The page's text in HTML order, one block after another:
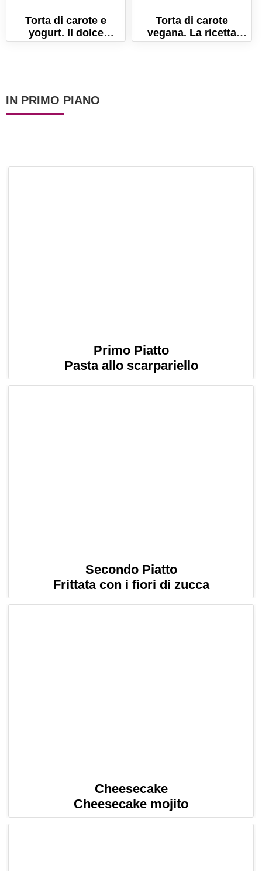
Torta di carote e
yogurt. Il dolce
semplice e leggero per
Torta di carote
vegana. La ricetta
senza uova e senza
IN PRIMO PIANO
Primo Piatto
Pasta allo scarpariello
Secondo Piatto
Frittata con i fiori di zucca
Cheesecake
Cheesecake mojito